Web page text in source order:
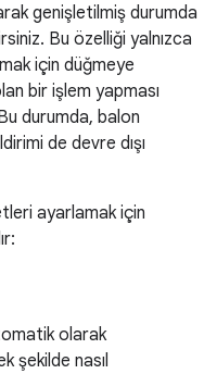
genişletilmiş durumda
Bu özelliği yalnızca
için düğmeye
bir işlem yapması
durumda, balon
de devre dışı
ayarlamak için
olarak
şekilde nasıl